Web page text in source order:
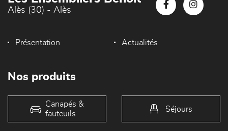
Alès (30) - Alès
Présentation Actualités
Nos produits
Canapés &
fauteuils
Séjours